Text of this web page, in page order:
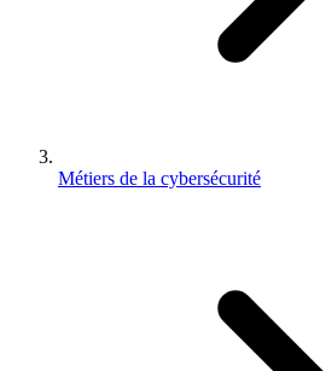
Métiers de la cybersécurité